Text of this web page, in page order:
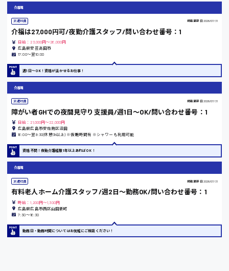
熊本県
東京都
島根県
香川県
愛知県
時給1200円〜
時給1100円〜
介護職
派遣社員 掲載更新日 2026/07/31
介福は27,000円可/夜勤介護スタッフ/問い合わせ番号：1
日給：23,000円～26,000円
広島県安芸高田市
17:00〜翌10:00
週1日〜OK！資格が活かせるお仕事！
介護職
派遣社員 掲載更新日 2026/07/31
障がい者GHでの夜間見守り支援員/週1日～OK/問い合わせ番号：1
日給：21,000円～22,000円
広島県広島市安佐南区沼田
16:00〜翌9:30(休憩3h以上) ※仮眠時間有 ※シャワーも利用可能
資格不問！夜勤介護経験1年以上あればOK！
介護職
派遣社員 掲載更新日 2026/07/31
有料老人ホーム介護スタッフ/週2日〜勤務OK/問い合わせ番号：1
時給：1,200円～1,300円
広島県広島市西区山田新町
7:30〜16:30
勤務日・勤務時間についてはお気軽にご相談ください！